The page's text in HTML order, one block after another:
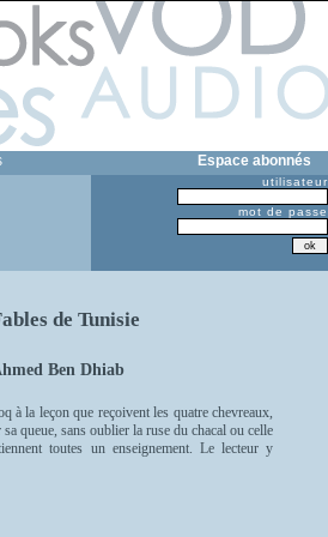
Espace abonnés
utilisateur
mot de passe
de Tunisie
Ben Dhiab
à la leçon que reçoivent les quatre chevreaux,
queue, sans oublier la ruse du chacal ou celle
toutes un enseignement. Le lecteur y